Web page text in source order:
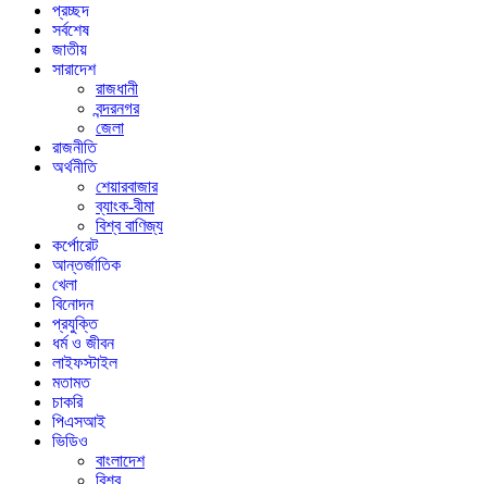
প্রচ্ছদ
সর্বশেষ
জাতীয়
সারাদেশ
রাজধানী
বন্দরনগর
জেলা
রাজনীতি
অর্থনীতি
শেয়ারবাজার
ব্যাংক-বীমা
বিশ্ব বাণিজ্য
কর্পোরেট
আন্তর্জাতিক
খেলা
বিনোদন
প্রযুক্তি
ধর্ম ও জীবন
লাইফস্টাইল
মতামত
চাকরি
পিএসআই
ভিডিও
বাংলাদেশ
বিশ্ব